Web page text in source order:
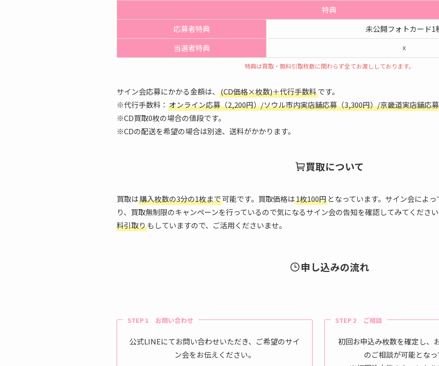
特典
応募者特典
未公開フォトカード1
当選者特典
☓
特典は買取・無料引取枚数に関わらず全てお渡ししております。
サイン会応募にかかる金額は、 (CD価格×枚数)＋代行手数料です。
※代行手数料： オンライン応募（2,200円）/ソウル市内実店舗応募（3,300円）/京畿道実店舗応
※CD買取0枚の場合の値段です。
※CDの配送を希望の場合は別途、送料がかかります。
買取について
買取は購入枚数の3分の1枚まで可能です。買取価格は1枚100円 となっています。サイン会によ
り、買取無制限のキャンペーンを行っているので気になるサイン会の告知を確認してみてくださ
料引取りもしていますので、ご活用くださいませ。
申し込みの流れ
STEP 1 お問い合わせ
公式LINEにてお問い合わせいただき、ご希望のサイ
ン会をお伝えください。
STEP 2 ご相談
初回お申込み枚数を確定し、
のご相談が可能とな